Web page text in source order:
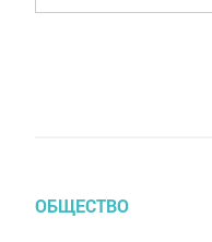
ОБЩЕСТВО